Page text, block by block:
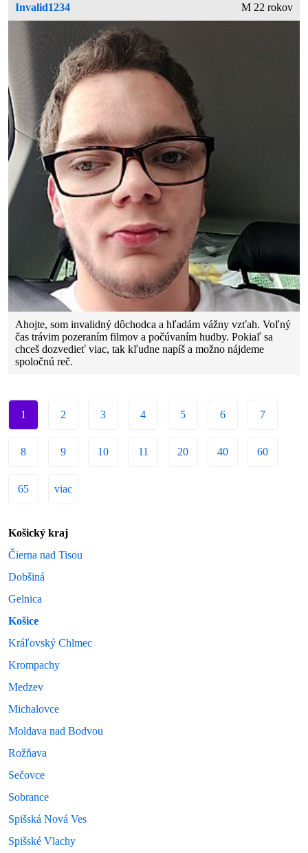
Invalid1234 M 22 rokov
Ahojte, som invalidný dôchodca a hľadám vážny vzťah. Voľný
čas trávim pozeraním filmov a počúvaním hudby. Pokiaľ sa
chceš dozvedieť viac, tak kľudne napíš a možno nájdeme
spoločnú reč.
1 2 3 4 5 6 7
8 9 10 11 20 40 60
65 viac
Košický kraj
Čierna nad Tisou
Dobšiná
Gelnica
Košice
Kráľovský Chlmec
Krompachy
Medzev
Michalovce
Moldava nad Bodvou
Rožňava
Sečovce
Sobrance
Spišská Nová Ves
Spišské Vlachy